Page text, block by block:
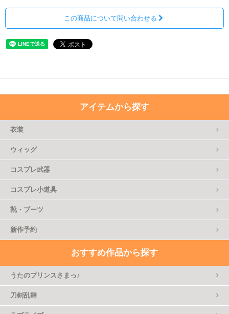
この商品について問い合わせる
アイテムから探す
衣装
ウィッグ
コスプレ武器
コスプレ小道具
靴・ブーツ
新作予約
おすすめ作品から探す
うたのプリンスさまっ♪
刀剣乱舞